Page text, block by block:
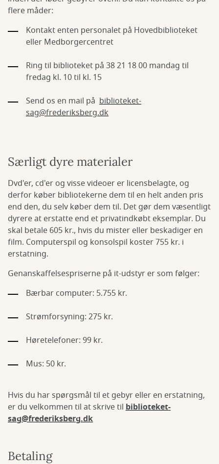
flere måder:
Kontakt enten personalet på Hovedbiblioteket
eller Medborgercentret
Ring til biblioteket på 38 21 18 00 mandag til
fredag kl. 10 til kl. 15
Send os en mail på biblioteket-
sag@frederiksberg.dk
Særligt dyre materialer
Dvd'er, cd'er og visse videoer er licensbelagte, og
derfor køber bibliotekerne dem til en helt anden pris
end den, du selv køber dem til. Det gør dem væsentligt
dyrere at erstatte end et privatindkøbt eksemplar. Du
skal betale 605 kr., hvis du mister eller beskadiger en
film. Computerspil og konsolspil koster 755 kr. i
erstatning.
Genanskaffelsespriserne på it-udstyr er som følger:
Bærbar computer: 5.755 kr.
Strømforsyning: 275 kr.
Høretelefoner: 99 kr.
Mus: 50 kr.
Hvis du har spørgsmål til et gebyr eller en erstatning,
er du velkommen til at skrive til biblioteket-
sag@frederiksberg.dk
Betaling